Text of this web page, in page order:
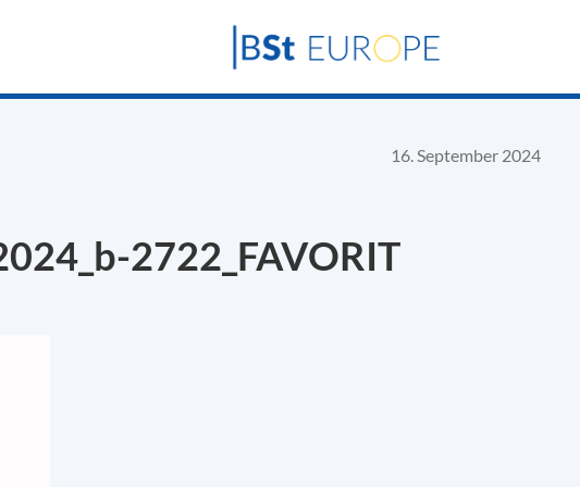
16. September 2024
2722_FAVORIT